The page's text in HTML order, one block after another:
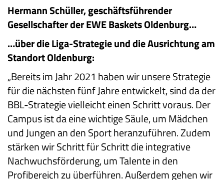
Hermann Schüller, geschäftsführender
Gesellschafter der EWE Baskets Oldenburg…
…über die Liga-Strategie und die Ausrichtung am
Standort Oldenburg:
„Bereits im Jahr 2021 haben wir unsere Strategie
für die nächsten fünf Jahre entwickelt, sind da der
BBL-Strategie vielleicht einen Schritt voraus. Der
Campus ist da eine wichtige Säule, um Mädchen
und Jungen an den Sport heranzuführen. Zudem
stärken wir Schritt für Schritt die integrative
Nachwuchsförderung, um Talente in den
Profibereich zu überführen. Außerdem gehen wir